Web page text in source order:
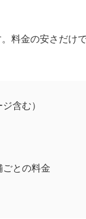
料金の安さだけ
含む）
ごとの料金